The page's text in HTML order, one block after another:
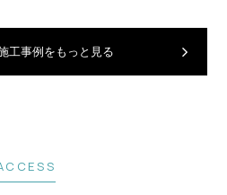
工事例をもっと見る